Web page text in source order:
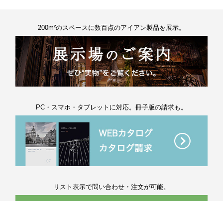
200m²のスペースに数百点のアイアン製品を展示。
PC・スマホ・タブレットに対応。冊子版の請求も。
リスト表示で問い合わせ・注文が可能。